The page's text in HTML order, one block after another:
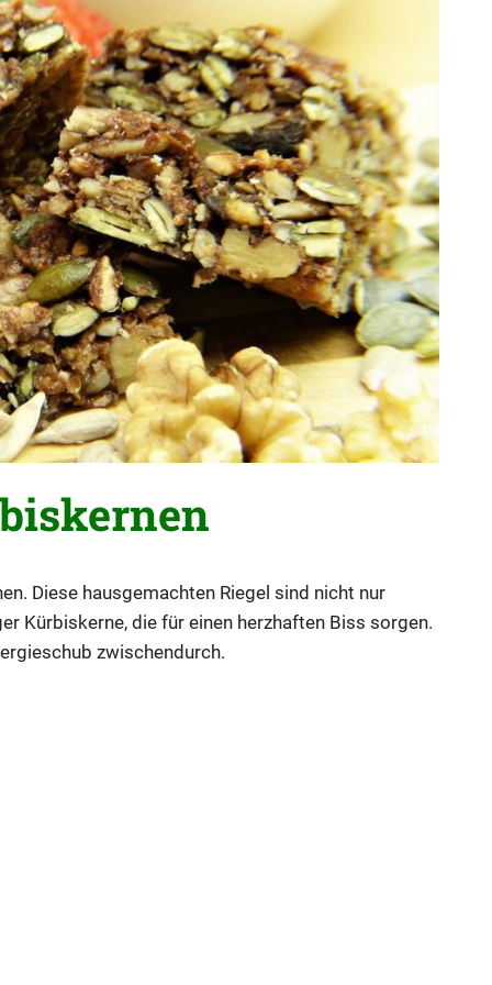
Diese hausgemachten Riegel sind nicht nur
Kürbiskerne, die für einen herzhaften Biss sorgen.
zwischendurch.